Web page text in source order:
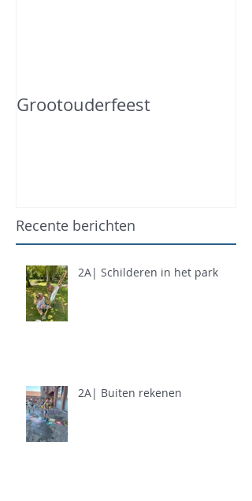
Grootouderfeest
Recente berichten
2A| Schilderen in het park
2A| Buiten rekenen